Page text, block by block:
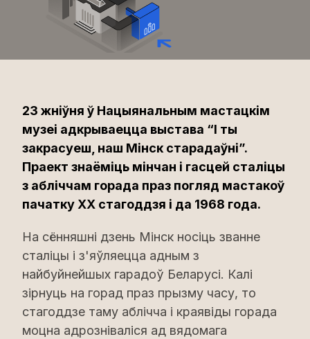
23 жніўня ў Нацыянальным мастацкім
музеі адкрываецца выстава “І ты
закрасуеш, наш Мінск старадаўні”.
Праект знаёміць мінчан і гасцей сталіцы
з абліччам горада праз погляд мастакоў
пачатку ХХ стагоддзя і да 1968 года.
На сённяшні дзень Мінск носіць званне
сталіцы і з'яўляецца адным з
найбуйнейшых гарадоў Беларусі. Калі
зірнуць на горад праз прызму часу, то
стагоддзе таму аблічча і краявіды горада
моцна адрозніваліся ад вядомага